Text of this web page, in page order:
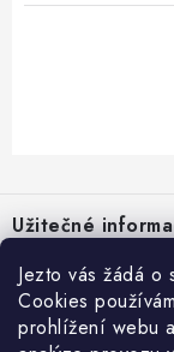
Jezto vás žádá o
Cookies
prohlížení webu
pUžitečné
O nás
Náš příběh
Zákaznický
Obchodní podmínky